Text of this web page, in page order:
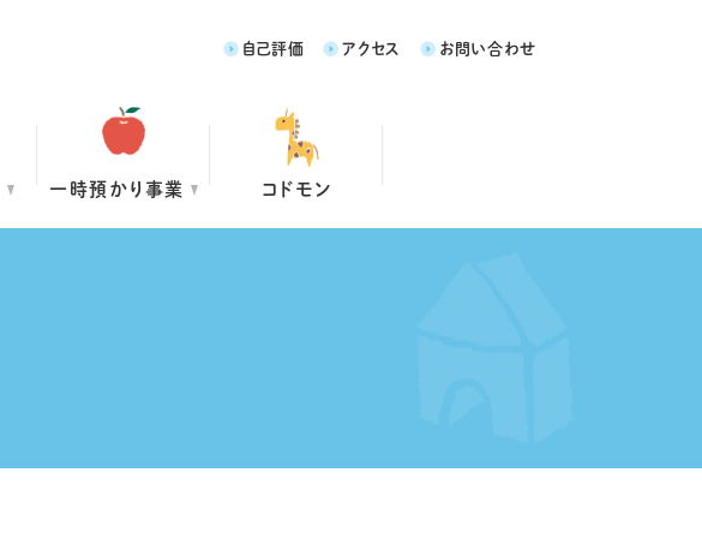
一時預かり事業 コドモン
自己評価 アクセス お問い合わせ